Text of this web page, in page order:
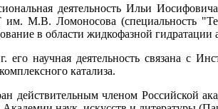
деятельность Ильи
М.В. Ломоносова (специальность
в области жидкофазной
его научная деятельность связана с
катализа.
действительным членом Российской